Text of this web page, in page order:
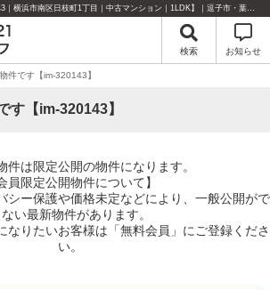
こちらは会員物件です【im-320143｜横浜市南区日枝町1丁目｜中古マンション｜1LDK】｜逗子市・葉山町・湘南エリアの不動産のことならセンチュリー21リビングライフにお任せください！
検索 お知らせ
件です【im-320143】
す【im-320143】
件は限定公開の物件になります。
員限定公開物件について】
シー保護や価格未定などにより、一般公開がで
ない最新物件があります。
なりたいお客様は「無料会員」にご登録くださ
い。